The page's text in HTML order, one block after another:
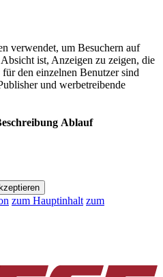
verwendet, um Besuchern auf
ist, Anzeigen zu zeigen, die
den einzelnen Benutzer sind
und werbetreibende
Ablauf
zum Hauptinhalt zum